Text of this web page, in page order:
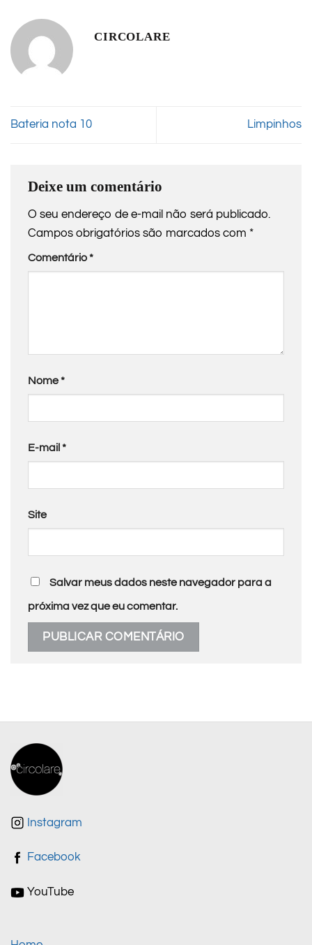
CIRCOLARE
Bateria nota 10 Limpinhos
Deixe um comentário
O seu endereço de e-mail não será publicado.
Campos obrigatórios são marcados com *
Comentário*
Nome*
E-mail *
Site
Salvar meus dados neste navegador para a
próxima vez que eu comentar.
Instagram
Facebook
YouTube